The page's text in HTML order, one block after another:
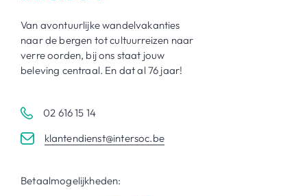
Van avontuurlijke wandelvakanties
naar de bergen tot cultuurreizen naar
verre oorden, bij ons staat jouw
beleving centraal. En dat al 76 jaar!
02 616 15 14
klantendienst@intersoc.be
Betaalmogelijkheden: